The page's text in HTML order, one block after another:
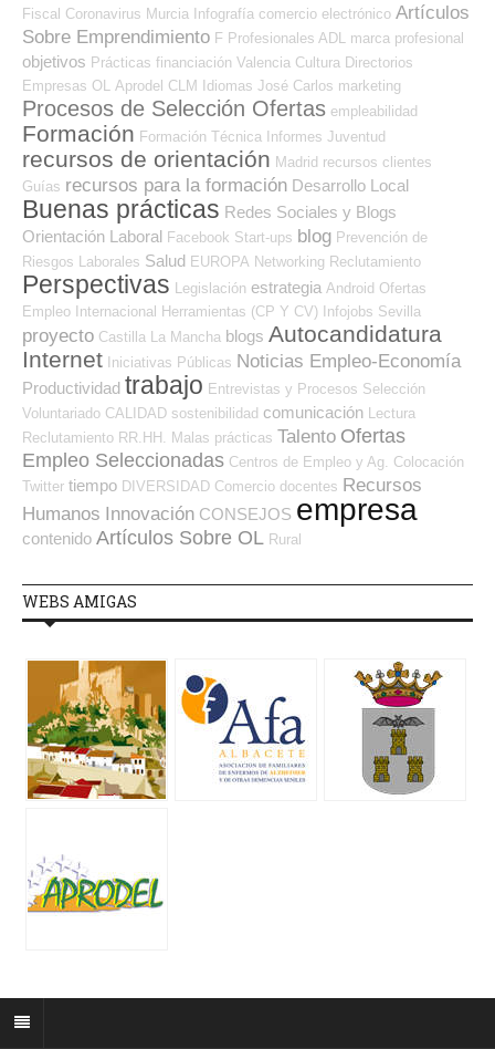
Fiscal Coronavirus Murcia Infografía comercio electrónico Artículos
Sobre Emprendimiento F Profesionales ADL marca profesional
objetivos Prácticas financiación Valencia Cultura Directorios
Empresas OL
Aprodel CLM Idiomas José Carlos marketing
Procesos de Selección Ofertas empleabilidad
Formación Formación Técnica Informes Juventud
recursos de orientación Madrid recursos clientes
Guías recursos para la formación Desarrollo Local
Buenas prácticas Redes Sociales y Blogs
Orientación Laboral Facebook Start-ups blog Prevención de
Riesgos Laborales Salud EUROPA Networking Reclutamiento
Perspectivas Legislación estrategia Android Ofertas
Empleo Internacional Herramientas (CP Y CV) Infojobs Sevilla
proyecto Castilla La Mancha blogs Autocandidatura
Internet Iniciativas Públicas Noticias Empleo-Economía
Productividad trabajo Entrevistas y Procesos Selección
Voluntariado CALIDAD sostenibilidad comunicación Lectura
Reclutamiento RR.HH.
Malas prácticas Talento Ofertas
Empleo Seleccionadas Centros de Empleo y Ag. Colocación
Twitter tiempo DIVERSIDAD Comercio docentes Recursos
Humanos Innovación CONSEJOS empresa
contenido Artículos Sobre OL Rural
WEBS AMIGAS